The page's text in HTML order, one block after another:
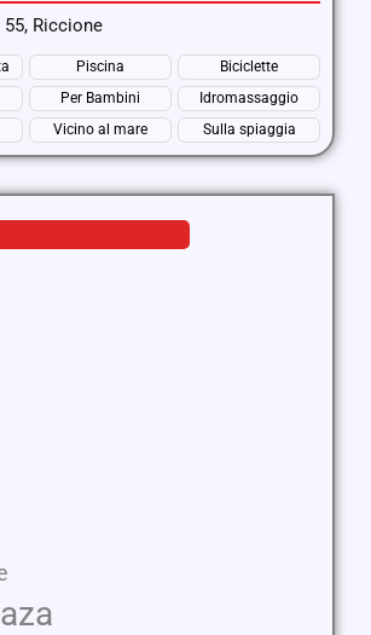
Riccione
Piscina
Biciclette
Per Bambini
Idromassaggio
Vicino al mare Sulla spiaggia